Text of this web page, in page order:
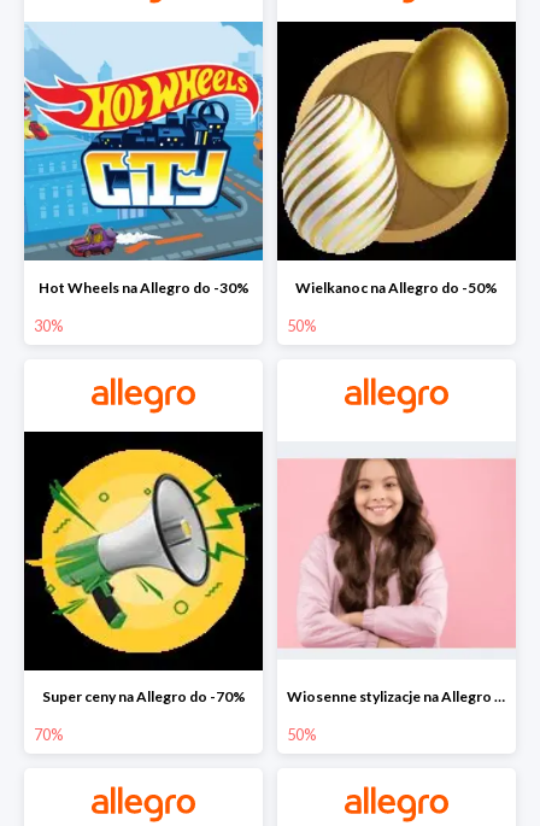
Hot Wheels na Allegro do -30%
30%
Wielkanoc na Allegro do -50%
50%
Super ceny na Allegro do -70%
70%
Wiosenne stylizacje na Allegro do -50%
50%